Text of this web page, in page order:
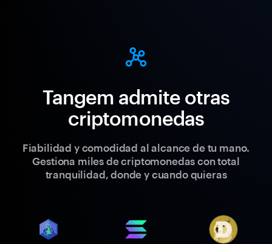
Tangem admite otras
criptomonedas
Fiabilidad y comodidad al alcance de tu mano.
Gestiona miles de criptomonedas con total
tranquilidad, donde y cuando quieras